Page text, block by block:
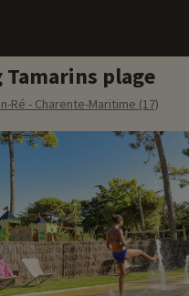
Tamarins plage
Ré - Charente-Maritime (17)